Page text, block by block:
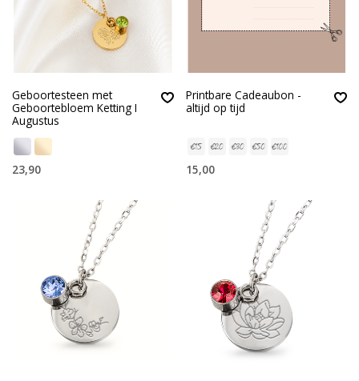
Geboortesteen met
Geboortebloem Ketting I
Augustus
23,90
Printbare Cadeaubon -
altijd op tijd
15,00